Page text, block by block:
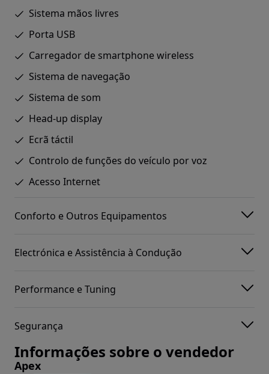
Sistema mãos livres
Porta USB
Carregador de smartphone wireless
Sistema de navegação
Sistema de som
Head-up display
Ecrã táctil
Controlo de funções do veículo por voz
Acesso Internet
Conforto e Outros Equipamentos
Electrónica e Assistência à Condução
Performance e Tuning
Segurança
Informações sobre o vendedor
Apex